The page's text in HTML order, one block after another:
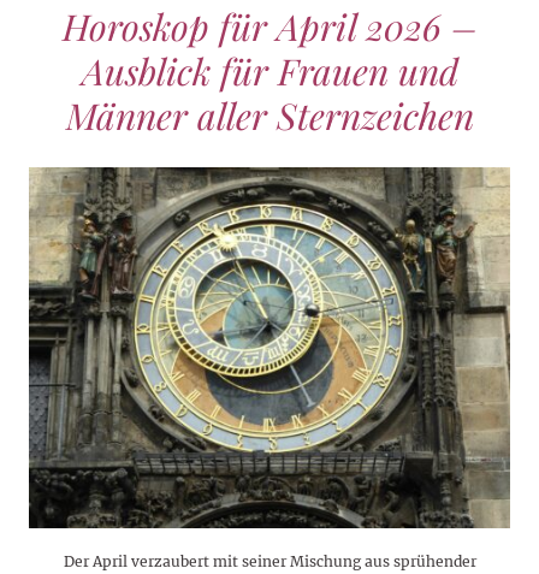
Horoskop für April 2026 –
Ausblick für Frauen und
Männer aller Sternzeichen
Der April verzaubert mit seiner Mischung aus sprühender